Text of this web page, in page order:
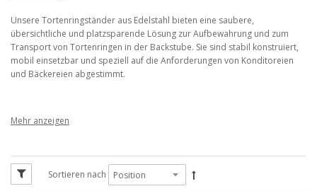
Unsere Tortenringständer aus Edelstahl bieten eine saubere,
übersichtliche und platzsparende Lösung zur Aufbewahrung und zum
Transport von Tortenringen in der Backstube. Sie sind stabil konstruiert,
mobil einsetzbar und speziell auf die Anforderungen von Konditoreien
und Bäckereien abgestimmt.
Tortenringständer aus Edelstahl –
Diese Unterkategorie umfasst unsere Tortenringständer aus
Sortieren nach